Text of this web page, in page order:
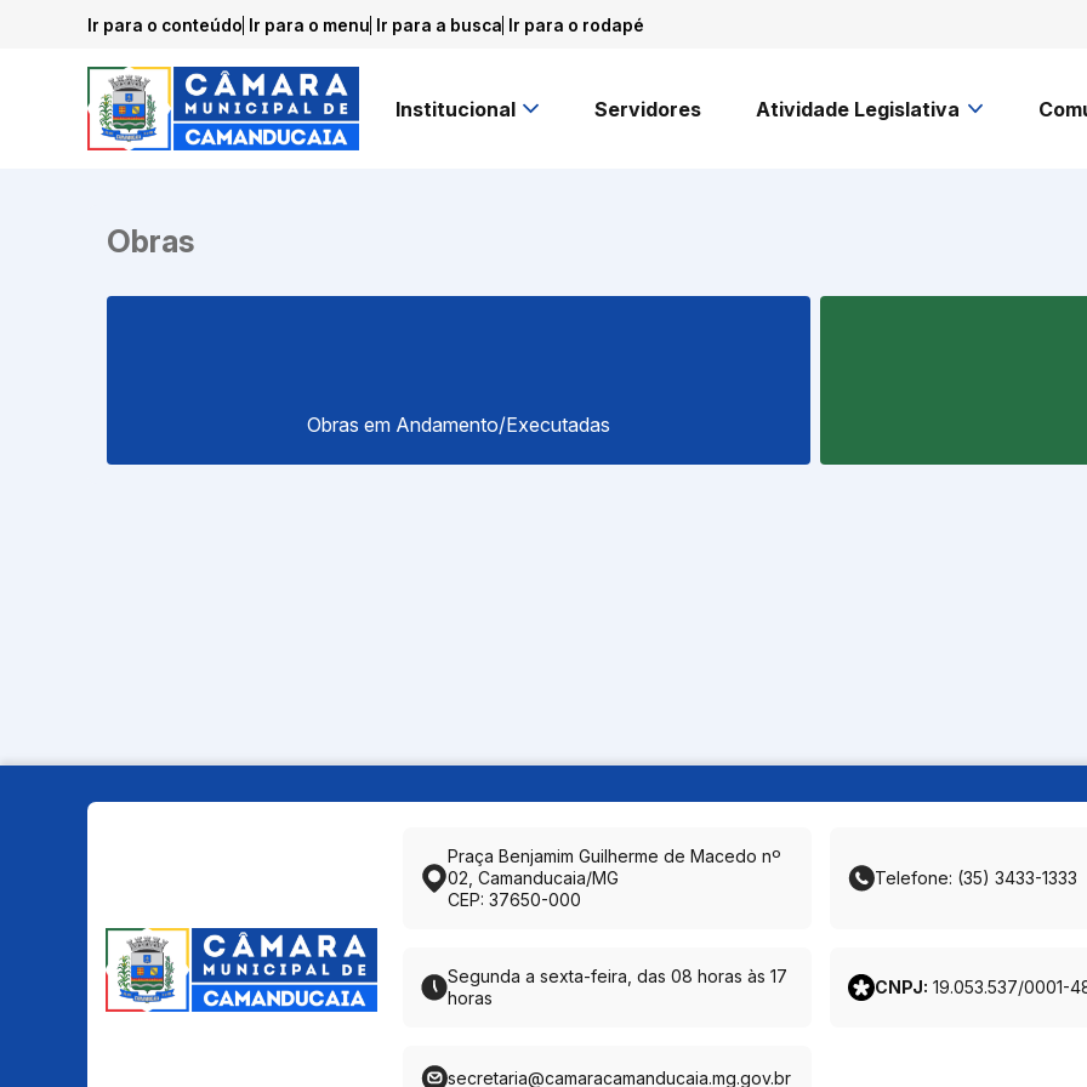
Ir para o conteúdo Ir para o menu Ir para a busca Ir para o rodapé
Institucional Servidores Atividade Legislativa
Obras
Obras em Andamento/Executadas
Praça Benjamim Guilherme de Macedo nº
02, Camanducaia/MG
CEP: 37650-000
Telefone: (35) 3433-1333
Segunda a sexta-feira, das 08 horas às 17
horas
CNPJ: 19.053.537/0001-
secretaria@camaracamanducaia.mg.gov.br